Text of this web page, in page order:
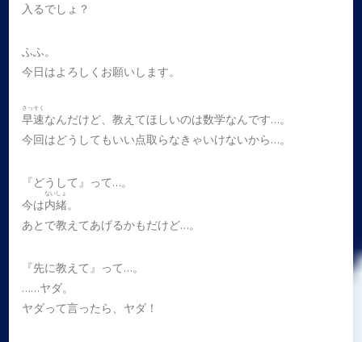
入るでしょ？
ふふ。
今日はよろしくお願いします。
早速
さっそく
なんだけど、教えてほしいのは数学なんです…。
今回はどうしてもいい点取らなきゃいけないから…。
『どうして』って…。
今は内緒
ないしょ
。
あとで教えてあげるかもだけど…。
『先に教えて』って…。
……ヤダ。
ヤダって言ったら、ヤダ！